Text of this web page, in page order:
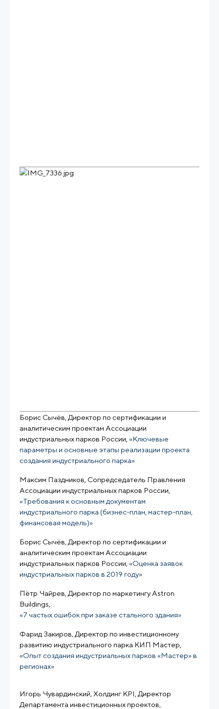
Борис Сычёв, Директор по сертификации и
аналитическим проектам Ассоциации
индустриальных парков России, «Ключевые
параметры и основные этапы реализации проекта
создания индустриального парка»
Максим Паздников, Сопредседатель Правления
Ассоциации индустриальных парков России,
«Требования к основным документам
индустриального парка (бизнес-план, мастер-план,
финансовая модель)»
Борис Сычёв, Директор по сертификации и
аналитическим проектам Ассоциации
индустриальных парков России, «Оценка заявок
индустриальных парков в 2019 году»
Пётр Чайрев, Директор по маркетингу Astron
Buildings,
«7 частых ошибок при заказе стального здания»
Фарид Закиров, Директор по инвестиционному
развитию индустриального парка КИП Мастер,
«Опыт создания индустриальных парков «Мастер» в
регионах»
Игорь Чувардинский, Холдинг KPI, Директор
Департамента инвестиционных проектов,